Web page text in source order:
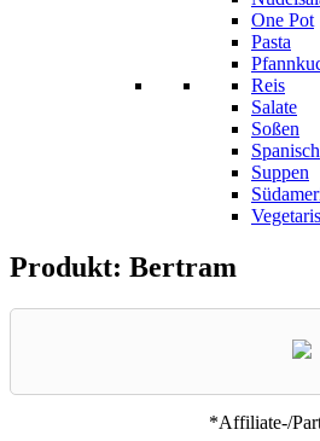
One Pot
Pasta
Reis
Salate
Soßen
Spanisch
Suppen
Produkt: Bertram
*Affiliate-/